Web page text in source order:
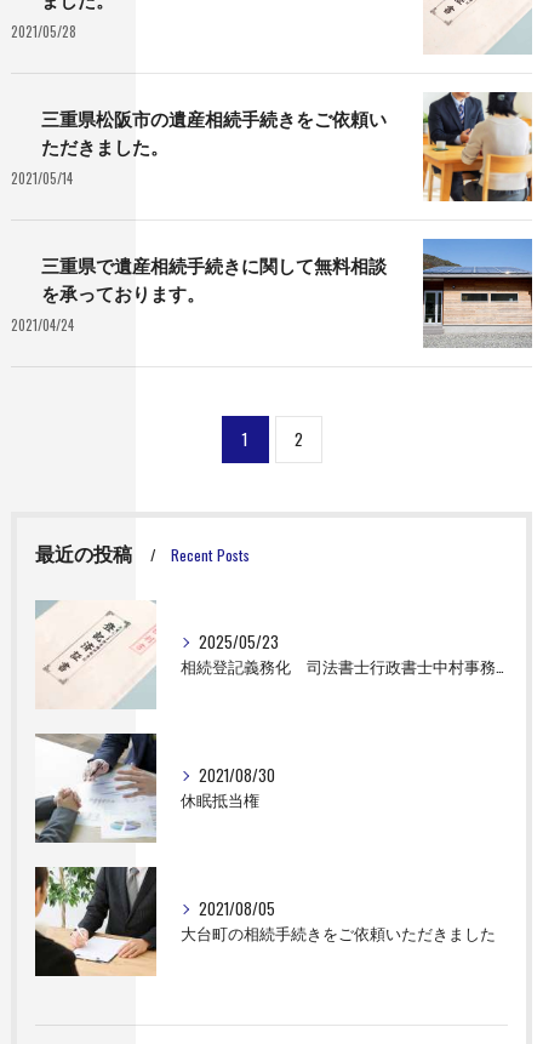
2021/05/28
三重県松阪市の遺産相続手続きをご依頼い
ただきました。
2021/05/14
三重県で遺産相続手続きに関して無料相談
を承っております。
2021/04/24
1 2
最近の投稿 Recent Posts
2025/05/23
相続登記義務化 司法書士行政書士中村事務所 対応可能エリア 大台町 松阪市 明和町 伊勢市 津市
2021/08/30
休眠抵当権
2021/08/05
大台町の相続手続きをご依頼いただきました